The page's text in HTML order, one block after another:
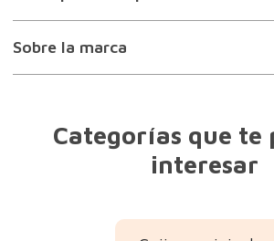
Sobre la marca
Categorías que te
interesar